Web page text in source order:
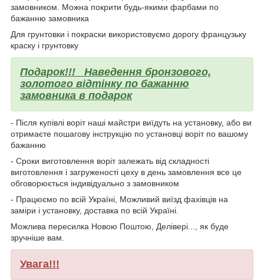
замовником. Можна покрити будь-якими фарбами по
бажанню замовника
Для грунтовки і покраски використовуємо дорогу французьку
краску і грунтовку
Подарок!!! Наведення бронзового,
золотого відтінку по бажанню
замовника в подарок
- Після купівлі воріт наші майстри виїдуть на установку, або ви
отримаєте пошагову інструкцію по установці воріт по вашому
бажанню
- Сроки виготовлення воріт залежать від складності
виготовлення і загруженості цеху в день замовлення все це
обговорюється індивідуально з замовником
- Працюємо по всій Україні, Можливий виїзд фахівців на
заміри і установку, доставка по всій Україні.
Можлива пересилка Новою Поштою, Делівері..., як буде
зручніше вам.
Увага!!!